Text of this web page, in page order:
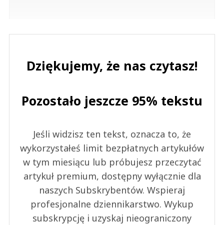
Dziękujemy, że nas czytasz!
Pozostało jeszcze 95% tekstu
Jeśli widzisz ten tekst, oznacza to, że
wykorzystałeś limit bezpłatnych artykułów
w tym miesiącu lub próbujesz przeczytać
artykuł premium, dostępny wyłącznie dla
naszych Subskrybentów. Wspieraj
profesjonalne dziennikarstwo. Wykup
subskrypcję i uzyskaj nieograniczony